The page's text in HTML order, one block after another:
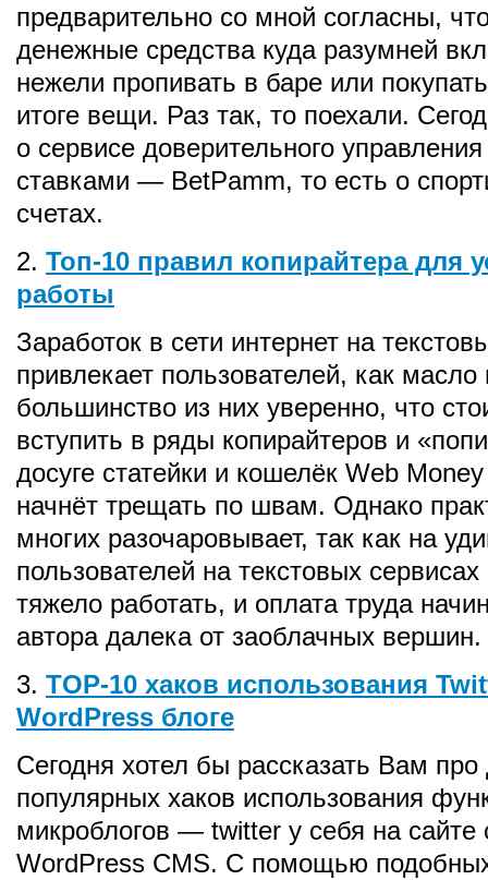
предварительно со мной согласны,
денежные средства куда разумней
нежели пропивать в баре или
итоге вещи. Раз так, то поехали.
о сервисе доверительного
ставками — BetPamm, то есть о
счетах.
2. Топ-10 правил копирайтера для
работы
Заработок в сети интернет на
привлекает пользователей, как масло
большинство из них уверенно, что
вступить в ряды копирайтеров и
досуге статейки и кошелёк Web
начнёт трещать по швам. Однако
многих разочаровывает, так как на
пользователей на текстовых сервисах
тяжело работать, и оплата труда
автора далека от заоблачных вершин.
3. TOP-10 хаков использования
WordPress блоге
Сегодня хотел бы рассказать Вам
популярных хаков использования
микроблогов — twitter у себя на сайте
WordPress CMS. C помощью